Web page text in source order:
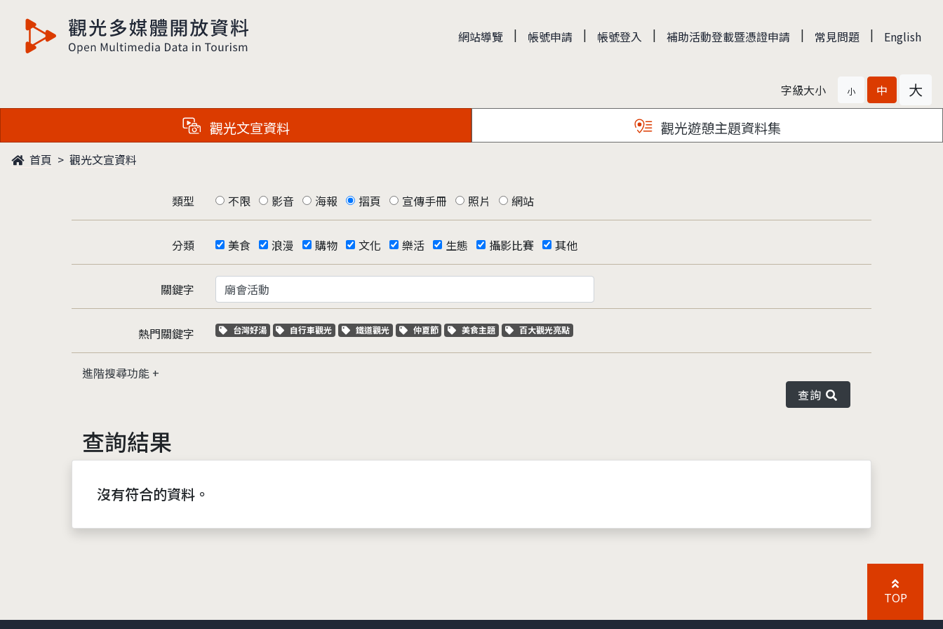
觀光多媒體開放資料 網站導覽 | 帳號申請 | 帳號登入 | 補助活動登載暨憑證申請 | 常見問題 | English
字級大小 小 中 大
觀光文宣資料 觀光遊憩主題資料集
首頁 觀光文宣資料
類型 不限 影音 海報 摺頁 宣傳手冊 照片 網站
分類 美食 浪漫 購物 文化 樂活 生態 攝影比賽 其他
關鍵字
熱門關鍵字 關鍵字標籤
台灣好湯 關鍵字標籤
自行車觀光 關鍵字標籤
鐵道觀光 關鍵字標籤
仲夏節 關鍵字標籤
美食主題 關鍵字標籤
百大觀光亮點
進階搜尋功能
查詢
查詢結果
沒有符合的資料。
TOP